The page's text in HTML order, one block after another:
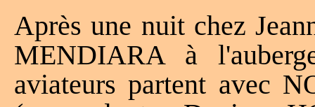
Après une nuit chez
MENDIARA à
aviateurs partent avec